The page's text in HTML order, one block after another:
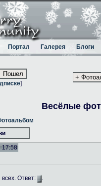
Портал Галерея Блоги
]
Весёлые
17:58
Ответ:
.